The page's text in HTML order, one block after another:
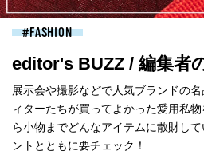
FASHION
editor's BUZZ / 編集者
展示会や撮影などで人気ブランドの
ィターたちが買ってよかった愛用私
ら小物までどんなアイテムに散財し
ントとともに要チェック！